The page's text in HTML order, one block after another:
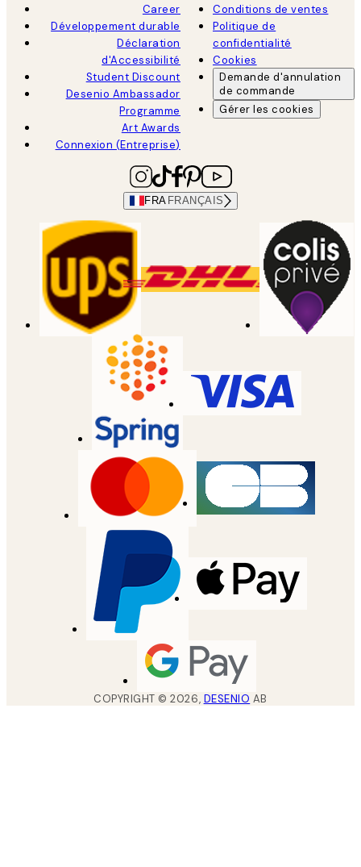
Career
Développement durable
Déclaration
d'Accessibilité
Student Discount
Desenio Ambassador
Programme
Art Awards
Connexion (Entreprise)
Conditions de ventes
Politique de
confidentialité
Cookies
Demande d'annulation
de commande
Gérer les cookies
FRA FRANÇAIS
COPYRIGHT ©2026, DESENIO AB